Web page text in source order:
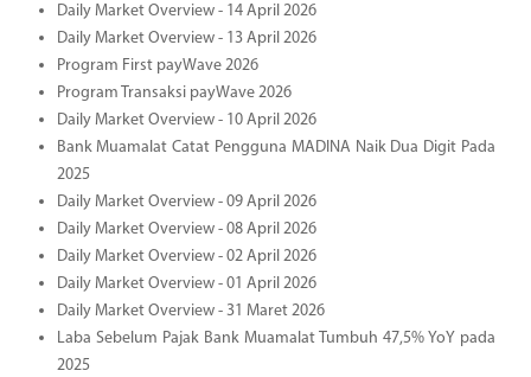
Daily Market Overview - 14 April 2026
Daily Market Overview - 13 April 2026
Program First payWave 2026
Program Transaksi payWave 2026
Daily Market Overview - 10 April 2026
Bank Muamalat Catat Pengguna MADINA Naik Dua Digit Pada
2025
Daily Market Overview - 09 April 2026
Daily Market Overview - 08 April 2026
Daily Market Overview - 02 April 2026
Daily Market Overview - 01 April 2026
Daily Market Overview - 31 Maret 2026
Laba Sebelum Pajak Bank Muamalat Tumbuh 47,5% YoY pada
2025